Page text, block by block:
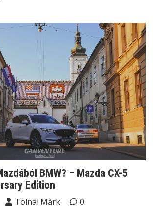
BMW? – Mazda CX-5
Edition
Tolnai Márk
0